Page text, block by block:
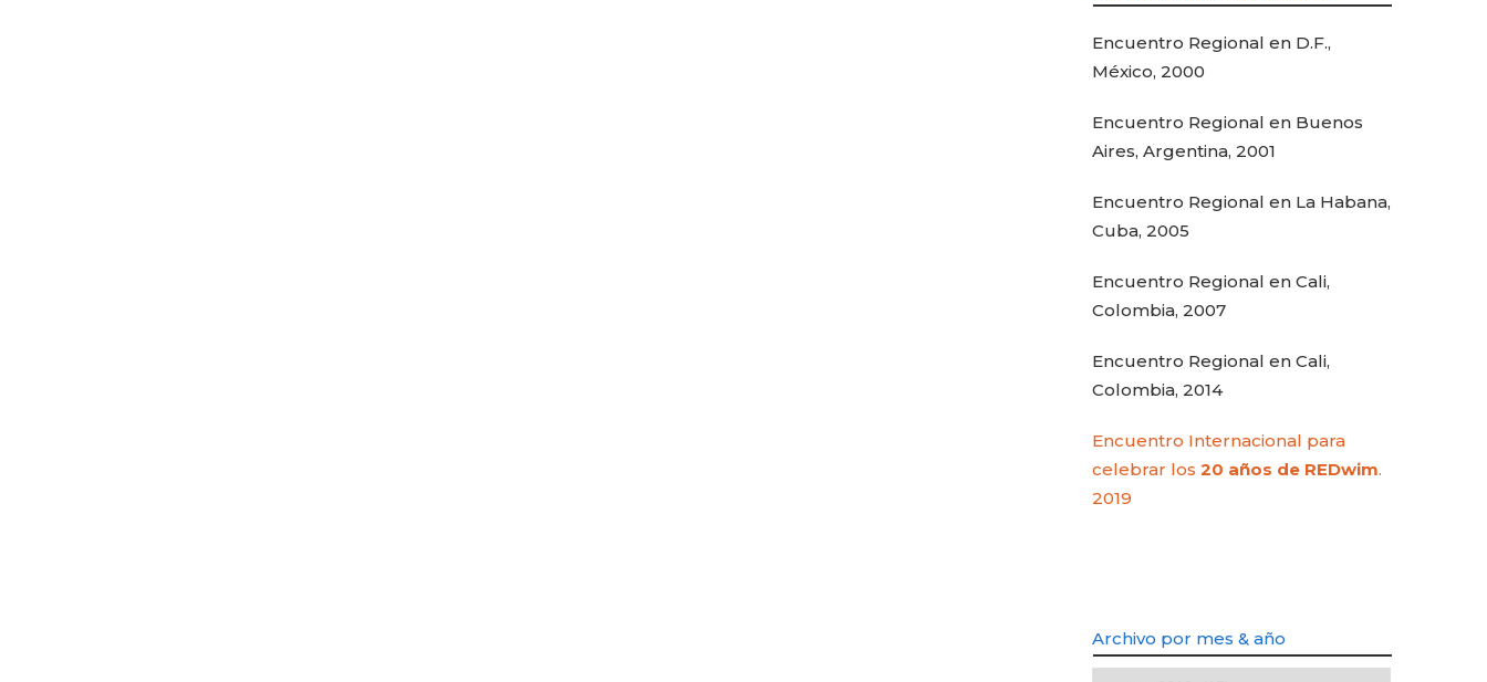
Encuentro Regional en D.F.,
México, 2000
Encuentro Regional en Buenos
Aires, Argentina, 2001
Encuentro Regional en La Habana,
Cuba, 2005
Encuentro Regional en Cali,
Colombia, 2007
Encuentro Regional en Cali,
Colombia, 2014
Encuentro Internacional para
celebrar los 20 años de REDwim.
2019
Archivo por mes & año